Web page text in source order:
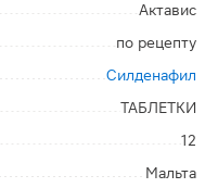
Актавис
по рецепту
Силденафил
ТАБЛЕТКИ
12
Мальта